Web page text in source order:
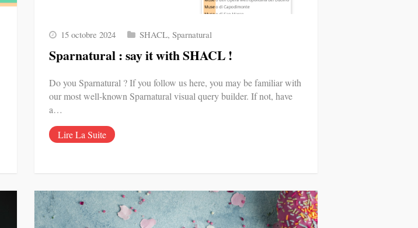
15 octobre 2024 SHACL, Sparnatural
Sparnatural : say it with SHACL !
Do you Sparnatural ? If you follow us here, you may be familiar with
our most well-known Sparnatural visual query builder. If not, have
a…
Lire La Suite